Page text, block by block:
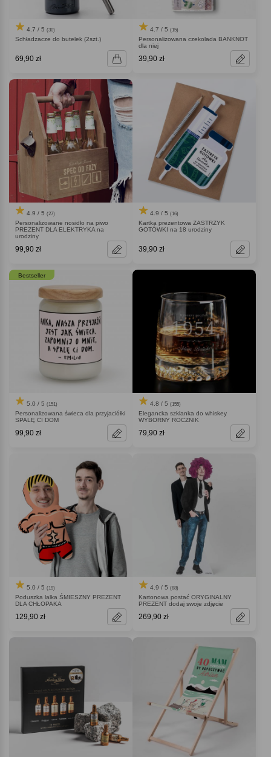
4.7 / 5 (30)
Schładzacze do butelek (2szt.)
69,90 zł
4.7 / 5 (15)
Personalizowana czekolada BANKNOT
dla niej
39,90 zł
4.9 / 5 (27)
Personalizowane nosidło na piwo
PREZENT DLA ELEKTRYKA na
urodziny
99,90 zł
4.9 / 5 (16)
Kartka prezentowa ZASTRZYK
GOTÓWKI na 18 urodziny
39,90 zł
Bestseller
5.0 / 5 (151)
Personalizowana świeca dla przyjaciółki
SPALĘ CI DOM
99,90 zł
4.8 / 5 (155)
Elegancka szklanka do whiskey
WYBORNY ROCZNIK
79,90 zł
5.0 / 5 (19)
Poduszka lalka ŚMIESZNY PREZENT
DLA CHŁOPAKA
129,90 zł
4.9 / 5 (88)
Kartonowa postać ORYGINALNY
PREZENT dodaj swoje zdjęcie
269,90 zł